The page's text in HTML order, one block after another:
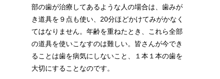
部の歯が治療してあるような人の場合は、歯みが
き道具を９点も使い、20分ほどかけてみがかなく
てはなりません。年齢を重ねたとき、これら全部
の道具を使いこなすのは難しい。皆さんが今でき
ることは歯を病気にしないこと、１本１本の歯を
大切にすることなのです。